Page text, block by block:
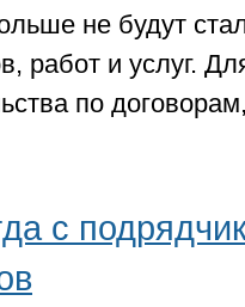
не будут
работ и услуг.
по
с